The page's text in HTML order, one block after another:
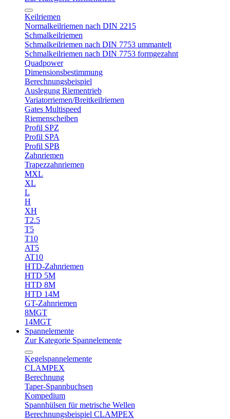
Keilriemen
Normalkeilriemen nach DIN 2215
Schmalkeilriemen
Schmalkeilriemen nach DIN 7753 ummantelt
Schmalkeilriemen nach DIN 7753 formgezahnt
Quadpower
Dimensionsbestimmung
Berechnungsbeispiel
Auslegung Riementrieb
Variatorriemen/Breitkeilriemen
Gates Multispeed
Riemenscheiben
Profil SPZ
Profil SPA
Profil SPB
Zahnriemen
Trapezzahnriemen
MXL
XL
L
H
XH
T2.5
T5
T10
AT5
AT10
HTD-Zahnriemen
HTD 5M
HTD 8M
HTD 14M
GT-Zahnriemen
8MGT
14MGT
Spannelemente
Zur Kategorie Spannelemente
Kegelspannelemente
CLAMPEX
Berechnung
Taper-Spannbuchsen
Kompedium
Spannhülsen für metrische Wellen
Berechnungsbeispiel CLAMPEX